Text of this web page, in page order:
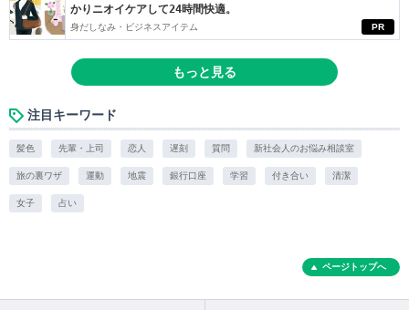
PR
かりニオイケアして24時間快適。
身だしなみ・ビジネスアイテム
もっと見る
注目キーワード
髪色 先輩・上司 恋人 遅刻 質問 新社会人のお悩み相談室
旅の裏ワザ 運動 地震 銀行口座 学習 付き合い 清潔
女子 占い
ページトップへ